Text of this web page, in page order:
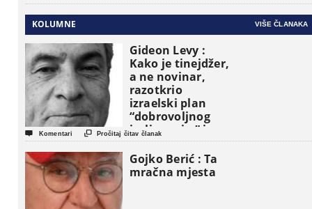
KOLUMNE VIŠE ČLANAKA
Gideon Levy :
Kako je tinejdžer,
a ne novinar,
razotkrio
izraelski plan
“dobrovoljnog
iseljavanja ” iz
Gaze
 Komentari  Pročitaj čitav članak
Gojko Berić : Ta
mračna mjesta